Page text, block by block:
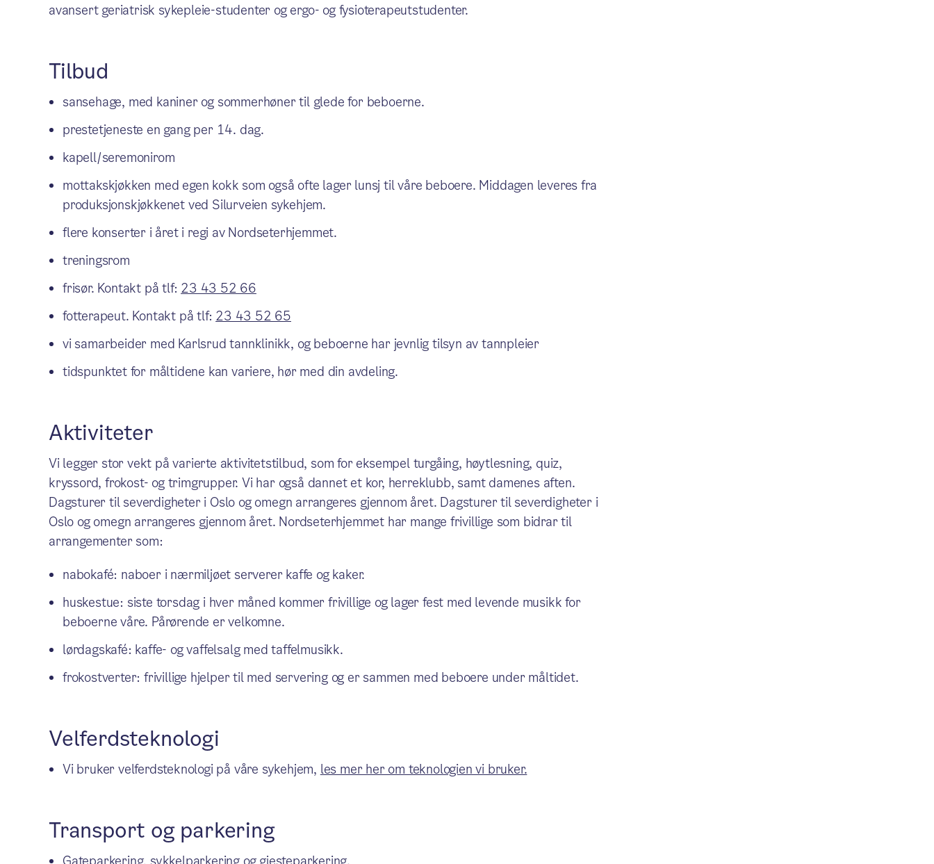
avansert geriatrisk sykepleie-studenter og ergo- og fysioterapeutstudenter.
Tilbud
sansehage, med kaniner og sommerhøner til glede for beboerne.
prestetjeneste en gang per 14. dag.
kapell/seremonirom
mottakskjøkken med egen kokk som også ofte lager lunsj til våre beboere. Middagen leveres fra
produksjonskjøkkenet ved Silurveien sykehjem.
flere konserter i året i regi av Nordseterhjemmet.
treningsrom
frisør. Kontakt på tlf: 23 43 52 66
fotterapeut. Kontakt på tlf: 23 43 52 65
vi samarbeider med Karlsrud tannklinikk, og beboerne har jevnlig tilsyn av tannpleier
tidspunktet for måltidene kan variere, hør med din avdeling.
Aktiviteter
Vi legger stor vekt på varierte aktivitetstilbud, som for eksempel turgåing, høytlesning, quiz,
kryssord, frokost- og trimgrupper. Vi har også dannet et kor, herreklubb, samt damenes aften.
Dagsturer til severdigheter i Oslo og omegn arrangeres gjennom året. Dagsturer til severdigheter i
Oslo og omegn arrangeres gjennom året. Nordseterhjemmet har mange frivillige som bidrar til
arrangementer som:
nabokafé: naboer i nærmiljøet serverer kaffe og kaker.
huskestue: siste torsdag i hver måned kommer frivillige og lager fest med levende musikk for
beboerne våre. Pårørende er velkomne.
lørdagskafé: kaffe- og vaffelsalg med taffelmusikk.
frokostverter: frivillige hjelper til med servering og er sammen med beboere under måltidet.
Velferdsteknologi
Vi bruker velferdsteknologi på våre sykehjem, les mer her om teknologien vi bruker.
Transport og parkering